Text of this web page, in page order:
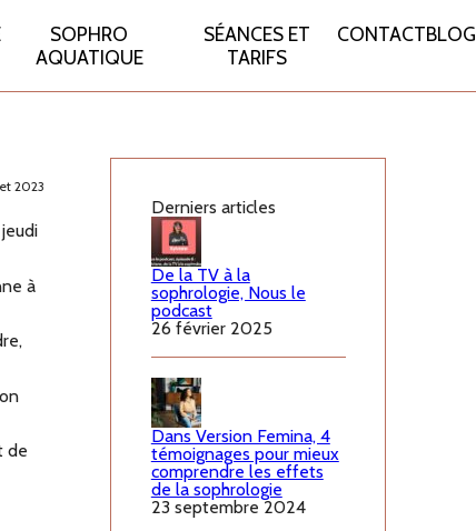
SOPHRO
AQUATIQUE
SÉANCES ET
TARIFS
CONTACTBLOG
2023
à
de
Derniers articles
De la TV à la
sophrologie, Nous le
podcast
26 février 2025
Dans Version Femina, 4
témoignages pour mieux
comprendre les effets
de la sophrologie
23 septembre 2024